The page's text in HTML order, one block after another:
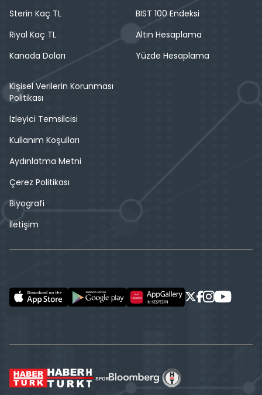
Sterin Kaç TL
Riyal Kaç TL
Kanada Doları
BIST 100 Endeksi
Altın Hesaplama
Yüzde Hesaplama
Kişisel Verilerin Korunması
Politikası
İzleyici Temsilcisi
Kullanım Koşulları
Aydınlatma Metni
Çerez Politikası
Biyografi
İletişim